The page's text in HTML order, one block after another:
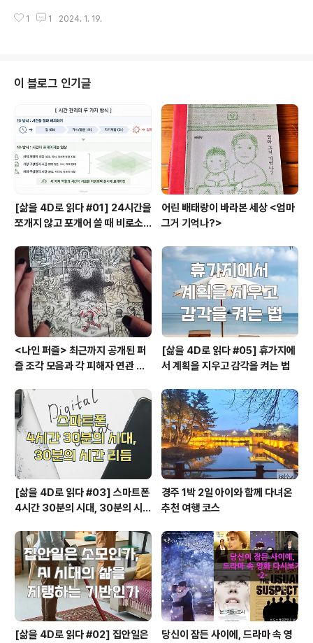
을 모두 먹는 건 좋지 않다. 아이도 물을 더 타서 더 싱겁게
속을 지키고 돌아오는 길이다. 첨성대 대릉원 동궁과 월지
찍어 본 숨가쁘지만 보람찬 학부모의 시간이 드디어 끝나
가는 중이다. 오늘 기사 중에 루이비통 카페에 한시 메뉴로
붕어빵이 9개에 3만원인데 시그니처 모양의 미니 빵이 종
이패키지에 담긴 것이 인스타그래머블해서 반응이 좋단다.
어제 경주빵의 근본이라고 생각하는 황남빵을 사두었는데
20개에 24000원이었다. 다른 경주빵보다 20프로..
1 1 2024. 1. 19.
이 블로그 인기글
[삶을 4D로 읽다 #01] 24시간을
쪼개지 않고 포개어 쓸 때 비로소
어린 배태랑이 바라본 세상 <엄마
그거 기억나?>
<나인 퍼즐> 최근까지 공개된 퍼
즐 조각 모음과 각 피해자 연관 관
[삶을 4D로 읽다 #05] 휴가지에
서 계획을 지우고 감각을 켜는 법
[삶을 4D로 읽다 #03] 스마트폰
4시간 30분의 시대, 30분의 시간
경주 1박 2일 아이와 함께 다녀온
추천 여행 코스
[삶을 4D로 읽다 #02] 집안일은 당신이 잠든 사이에, 드라마 속 영